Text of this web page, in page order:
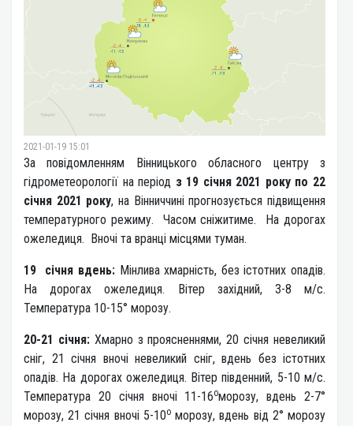
2021-01-19 15:01
За повідомленням Вінницького обласного центру з
гідрометеорології на період з 19 січня 2021 року по 22
січня 2021 року, на Вінниччині прогнозується підвищення
температурного режиму. Часом сніжитиме. На дорогах
ожеледиця. Вночі та вранці місцями туман.
19 січня вдень: Мінлива хмарність, без істотних опадів.
На дорогах ожеледиця. Вітер західний, 3-8 м/с.
Температура 10-15° морозу.
20-21 січня: Хмарно з проясненнями, 20 січня невеликий
сніг, 21 січня вночі невеликий сніг, вдень без істотних
опадів. На дорогах ожеледиця. Вітер південний, 5-10 м/с.
Температура 20 січня вночі 11-16оморозу, вдень 2-7°
морозу, 21 січня вночі 5-10оморозу, вдень від 2° морозу